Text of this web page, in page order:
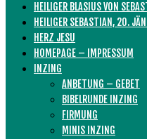
HEILIGER BLASIUS VON
HEILIGER SEBASTIAN, 20.
HERZ JESU
HOMEPAGE – IMPRESSUM
INZING
ANBETUNG – GEBET
BIBELRUNDE INZING
FIRMUNG
MINIS INZING